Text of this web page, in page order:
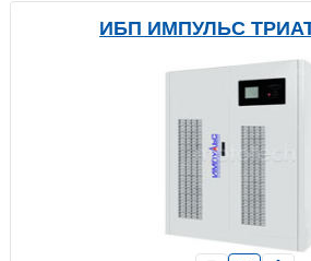
ИБП ИМПУЛЬС